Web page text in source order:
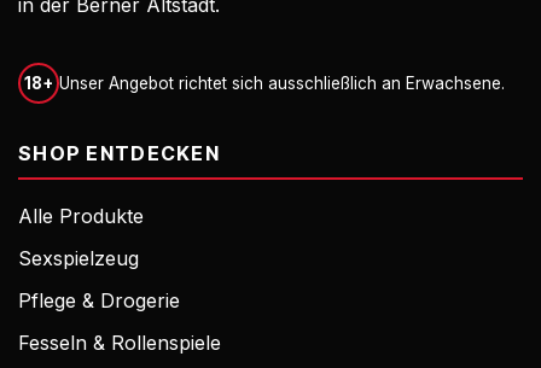
in der Berner Altstadt.
18+ Unser Angebot richtet sich ausschließlich an Erwachsene.
SHOP ENTDECKEN
Alle Produkte
Sexspielzeug
Pflege & Drogerie
Fesseln & Rollenspiele